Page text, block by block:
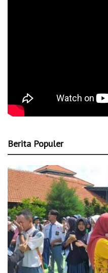
Berita Populer